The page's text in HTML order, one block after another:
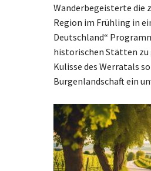
Wanderbegeisterte die
Region im Frühling in
Deutschland“
historischen Stätten zu
Kulisse des Werratals
Burgenlandschaft ein